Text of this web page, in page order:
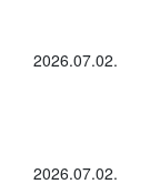
2026.07.02.
2026.07.02.